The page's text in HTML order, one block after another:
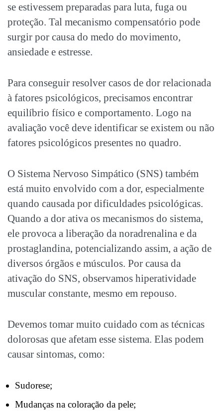
se estivessem preparadas para luta, fuga ou
proteção. Tal mecanismo compensatório pode
surgir por causa do medo do movimento,
ansiedade e estresse.
Para conseguir resolver casos de dor relacionada
à fatores psicológicos, precisamos encontrar
equilíbrio físico e comportamento. Logo na
avaliação você deve identificar se existem ou não
fatores psicológicos presentes no quadro.
O Sistema Nervoso Simpático (SNS) também
está muito envolvido com a dor, especialmente
quando causada por dificuldades psicológicas.
Quando a dor ativa os mecanismos do sistema,
ele provoca a liberação da noradrenalina e da
prostaglandina, potencializando assim, a ação de
diversos órgãos e músculos. Por causa da
ativação do SNS, observamos hiperatividade
muscular constante, mesmo em repouso.
Devemos tomar muito cuidado com as técnicas
dolorosas que afetam esse sistema. Elas podem
causar sintomas, como:
Sudorese;
Mudanças na coloração da pele;